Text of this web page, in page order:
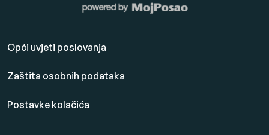
Opći uvjeti poslovanja
Zaštita osobnih podataka
Postavke kolačića